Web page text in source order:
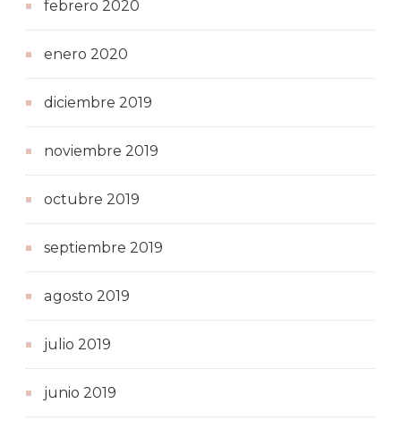
febrero 2020
enero 2020
diciembre 2019
noviembre 2019
octubre 2019
septiembre 2019
agosto 2019
julio 2019
junio 2019